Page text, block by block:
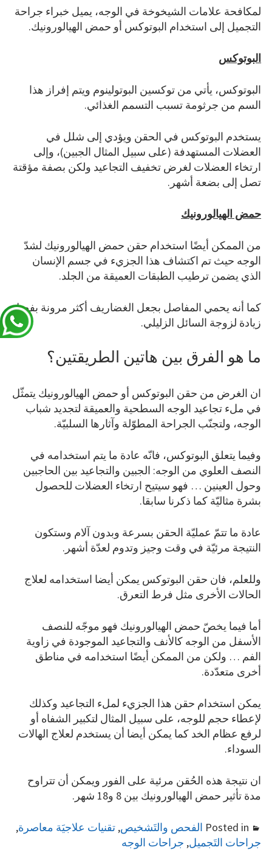
لمكافحة علامات الشيخوخة في الوجه، يميل خبراء جراحة
التجميل إلى استخدام البوتوكس أو حمض الهيالورونيك.
البوتوكس
البوتوكس، يأتي من توكسين البوتولينوم ويتم إفراز هذا
السم من جرثومة تسبب التسمم الغذائي.
يستخدم البوتوكس في الحقن ويؤدي إلى شلل في
العضلات المستهدفة (على سبيل المثال الجبين)، وإلى
ارتخاء العضلات لغرض تخفيف التجاعيد ولكن بصفة مؤقتة
تصل إلى بضعة أشهر.
حمض الهيالورونيك
من الممكن أيضًا استخدام حقن حمض الهيالورونيك لشدّ
الوجه حيث تم اكتشاف هذا الجزيء في جسم الإنسان
الذي يضمن ترطيب الطبقات العميقة من الجلد.
كما أنه يحمي المفاصل بجعل الغضاريف أكثر مرونة بفضل
زيادة لزوجة السائل الزليلي.
ما هو الفرق بين هاتين الطريقتين؟
ان الغرض من حقن البوتوكس أو حمض الهيالورونيك يتمثّل
في ملء تجاعيد الوجه السطحية والعميقة لتجديد شباب
الوجه، ولتجنّب الجراحة المطوّلة وآثارها السلبيّة.
وفيما يتعلق البوتوكس، فانّه عادة ما يتم استخدامه في
النصف العلوي من الوجه: الجبين والتجاعيد بين الحاجبين
وحول العينين … فهو سيتيح ارتخاء العضلات للحصول
بشرة مثاليّة كما ذكرنا سابقا.
عادة ما تتمّ عمليّة الحقن بسرعة وبدون آلام وستكون
النتيجة مرئيّة في وقت وجيز وتدوم لعدّة أشهر.
وللعلم، فان حقن البوتوكس يمكن أيضا استخدامه لعلاج
الحالات الأخرى مثل فرط التعرق.
أما فيما يخصّ حمض الهيالورونيك فهو موجّه للنصف
الأسفل من الوجه كالأنف والتجاعيد الموجودة في زاوية
الفم … ولكن من الممكن أيضًا استخدامه في مناطق
أخرى متعدّدة.
يمكن استخدام حقن هذا الجزيء لملء التجاعيد وكذلك
لإعطاء حجم للوجه، على سبيل المثال لتكبير الشفاه أو
لرفع عظام الخد كما يمكن أيضا أن يستخدم لعلاج الهالات
السوداء.
ان نتيجة هذه الحُقن مرئية على الفور ويمكن أن تتراوح
مدة تأثير حمض الهيالورونيك بين 8 و18 شهر.
Posted in الفحص والتَشخيص, تقنيات علاجيَة معاصرة,
جراحات التَجميل, جراحات الوجه